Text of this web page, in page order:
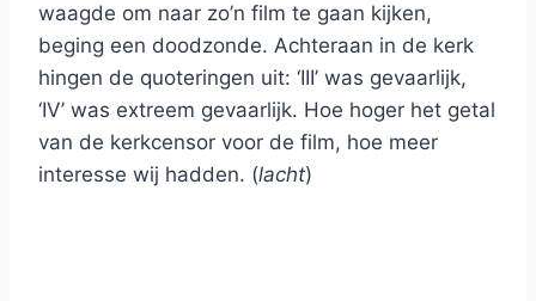
waagde om naar zo’n film te gaan kijken,
beging een doodzonde. Achteraan in de kerk
hingen de quoteringen uit: ‘III’ was gevaarlijk,
‘IV’ was extreem gevaarlijk. Hoe hoger het getal
van de kerkcensor voor de film, hoe meer
interesse wij hadden. (lacht)